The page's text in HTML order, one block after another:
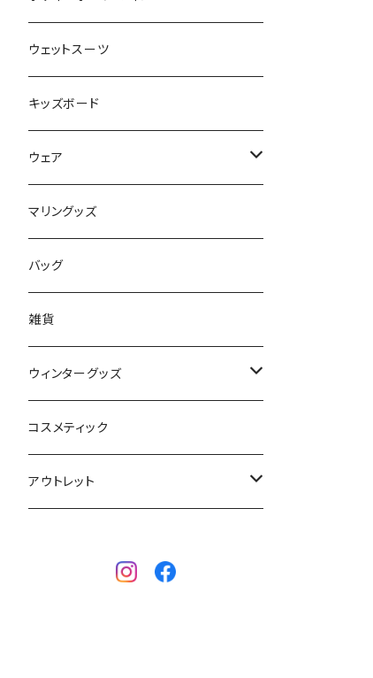
FLOCO
Mermaid & Guys
UNDERSERIES
TABIE REVO
AQA
STORMBLADE
サーフボード
SUP
BBS / EAU WETSUITS
GO NATURE
MAHALO
サーフボードアクセサリー
BBフィン
BBアクセサリー
コイルコード
ボードケース
ウェットスーツ
キッズボード
ウェア
メンズ
レディース
キッズ
マリングッズ
バッグ
雑貨
ウィンターグッズ
ブーツ
グローブ
コスメティック
アウトレット